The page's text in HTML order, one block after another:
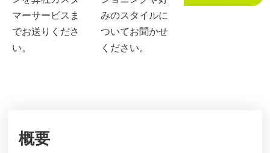
マーサービスま
でお送りくださ
い。
みのスタイルに
ついてお聞かせ
ください。
概要